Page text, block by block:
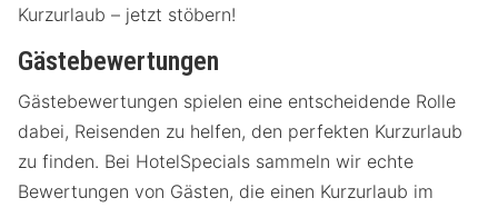
Kurzurlaub – jetzt stöbern!
Gästebewertungen
Gästebewertungen spielen eine entscheidende Rolle
dabei, Reisenden zu helfen, den perfekten Kurzurlaub
zu finden. Bei HotelSpecials sammeln wir echte
Bewertungen von Gästen, die einen Kurzurlaub im